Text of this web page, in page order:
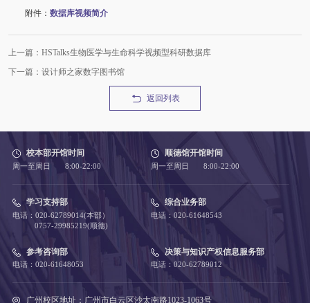
附件： 数据库视频简介
上一篇：HSTalks生物医学与生命科学视频型科研数据库
下一篇：设计师之家数字图书馆
返回列表
校本部开馆时间
周一至周日 8:00-22:00
顺德馆开馆时间
周一至周日 8:00-22:00
学习支持部
电话：020-62789014(本部）
0757-29985219(顺德)
综合业务部
电话：020-61648543
参考咨询部
电话：020-61648053
决策与知识产权信息服务部
电话：020-62789012
广州校区地址：广州市白云区沙太南路1023-1063号